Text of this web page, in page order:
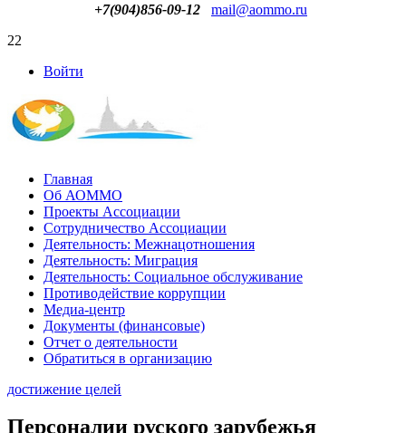
+7(904)856-09-12
mail@aommo.ru
22
Войти
Главная
Об АОММО
Проекты Ассоциации
Сотрудничество Ассоциации
Деятельность: Межнацотношения
Деятельность: Миграция
Деятельность: Социальное обслуживание
Противодействие коррупции
Медиа-центр
Документы (финансовые)
Отчет о деятельности
Обратиться в организацию
достижение целей
Персоналии руского зарубежья